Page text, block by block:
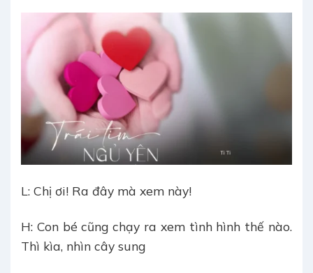
L: Chị ơi! Ra đây mà xem này!
H: Con bé cũng chạy ra xem tình hình thế nào.
Thì kìa, nhìn cây sung